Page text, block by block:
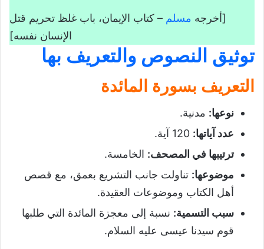
[أخرجه مسلم – كتاب الإيمان، باب غلظ تحريم قتل
الإنسان نفسه]
توثيق النصوص والتعريف بها
التعريف بسورة المائدة
نوعها: مدنية.
عدد آياتها:
ترتيبها في المصحف: الخامسة.
موضوعها: تناولت جانب التشريع بعمق، مع قصص
أهل الكتاب وموضوعات العقيدة.
سبب التسمية: نسبة إلى معجزة المائدة التي طلبها
قوم سيدنا عيسى عليه السلام.